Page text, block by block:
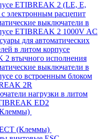
ETIBREAK 2 (LE, E,
электронным расцепит
выключатели в
ETIBREAK 2 1000V AC
для автоматических
в литом корпусе
2 втычного исполнения
выключатели в
со встроенным блоком
2R
нагрузки в литом
ED2
(Клеммы)